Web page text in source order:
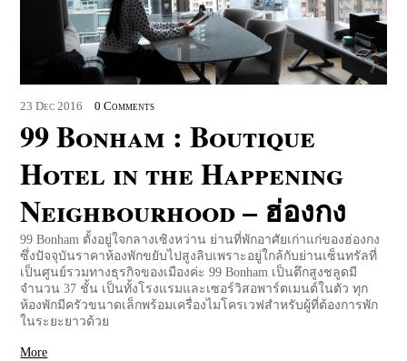
23 Dec 2016 0 Comments
99 Bonham : Boutique
Hotel in the Happening
Neighbourhood – ฮ่องกง
99 Bonham ตั้งอยู่ใจกลางเซิงหว่าน ย่านที่พักอาศัยเก่าแก่ของฮ่องกง
ซึ่งปัจจุบันราคาห้องพักขยับไปสูงลิบเพราะอยู่ใกล้กับย่านเซ็นทรัลที่
เป็นศูนย์รวมทางธุรกิจของเมืองค่ะ 99 Bonham เป็นตึกสูงชลูดมี
จำนวน 37 ชั้น เป็นทั้งโรงแรมและเซอร์วิสอพาร์ตเมนต์ในตัว ทุก
ห้องพักมีครัวขนาดเล็กพร้อมเครื่องไมโครเวฟสำหรับผู้ที่ต้องการพัก
ในระยะยาวด้วย
More